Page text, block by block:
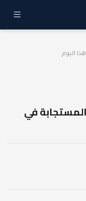
المستجابة في